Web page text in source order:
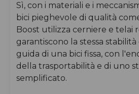
Sì, con i materiali e i
bici pieghevole di qualità
Boost utilizza cerniere e telai
garantiscono la stessa stabilità
guida di una bici fissa, con
della trasportabilità e di uno
semplificato.